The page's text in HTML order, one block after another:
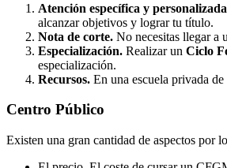
Atención específica y
alcanzar objetivos y lograr tu título.
Nota de corte. No necesitas llegar a
Especialización. Realizar un Ciclo
especialización.
Recursos. En una escuela privada
Centro Público
Existen una gran cantidad de aspectos por